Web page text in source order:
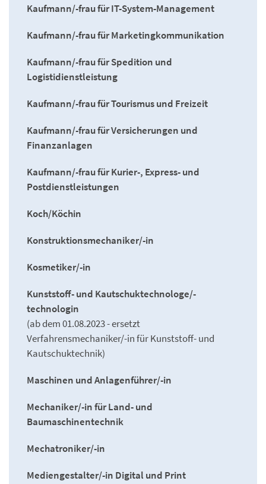
Kaufmann/-frau für IT-System-Management
Kaufmann/-frau für Marketingkommunikation
Kaufmann/-frau für Spedition und
Logistidienstleistung
Kaufmann/-frau für Tourismus und Freizeit
Kaufmann/-frau für Versicherungen und
Finanzanlagen
Kaufmann/-frau für Kurier-, Express- und
Postdienstleistungen
Koch/Köchin
Konstruktionsmechaniker/-in
Kosmetiker/-in
Kunststoff- und Kautschuktechnologe/-
technologin
(ab dem 01.08.2023 - ersetzt
Verfahrensmechaniker/-in für Kunststoff- und
Kautschuktechnik)
Maschinen und Anlagenführer/-in
Mechaniker/-in für Land- und
Baumaschinentechnik
Mechatroniker/-in
Mediengestalter/-in Digital und Print